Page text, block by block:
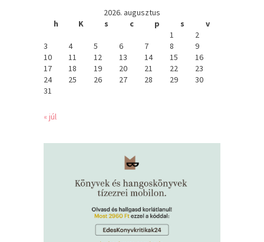
2026. augusztus
h
K s c p s
v
1
2
3
4 5 6 7 8
9
10
11 12 13 14 15
16
17
18 19 20 21 22
23
24
25 26 27 28 29
30
31
« júl